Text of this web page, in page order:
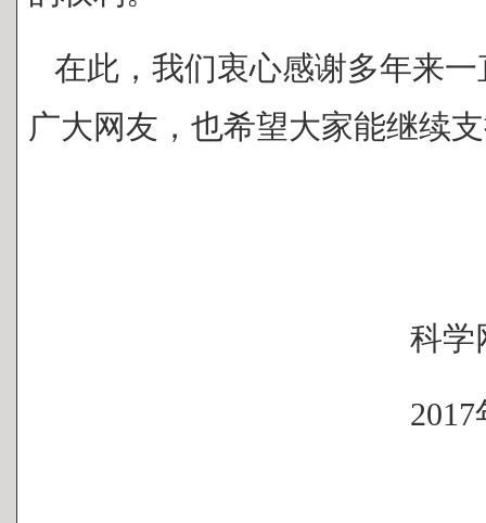
在此，我们衷心感谢多年来
广大网友，也希望大家能继续
科学网编
2017年7月